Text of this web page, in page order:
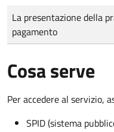
Tipo di pagamento
Importo
La presentazione della
pagamento
Cosa serve
Per accedere al servizio,
SPID (sistema